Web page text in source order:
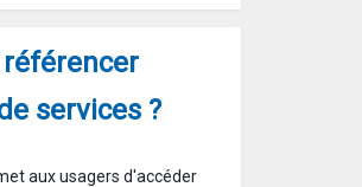
services ?
aux usagers d'accéder